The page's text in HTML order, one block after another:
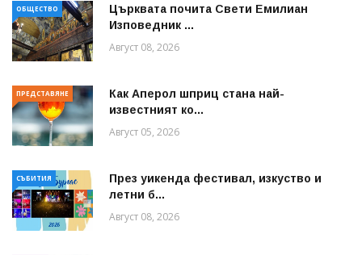
ОБЩЕСТВО
Църквата почита Свeти Емилиан
Изповедник ...
Август 08, 2026
ПРЕДСТАВЯНЕ
Как Аперол шприц стана най-
известният ко...
Август 05, 2026
СЪБИТИЯ
През уикенда фестивал, изкуство и
летни б...
Август 08, 2026